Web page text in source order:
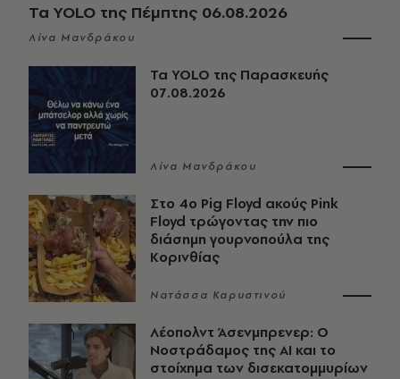
Τα YOLO της Πέμπτης 06.08.2026
Λίνα Μανδράκου
Τα YOLO της Παρασκευής
07.08.2026
Λίνα Μανδράκου
Στο 4ο Pig Floyd ακούς Pink
Floyd τρώγοντας την πιο
διάσημη γουρνοπούλα της
Κορινθίας
Νατάσσα Καρυστινού
Λέοπολντ Άσενμπρενερ: Ο
Νοστράδαμος της AI και το
στοίχημα των δισεκατομμυρίων